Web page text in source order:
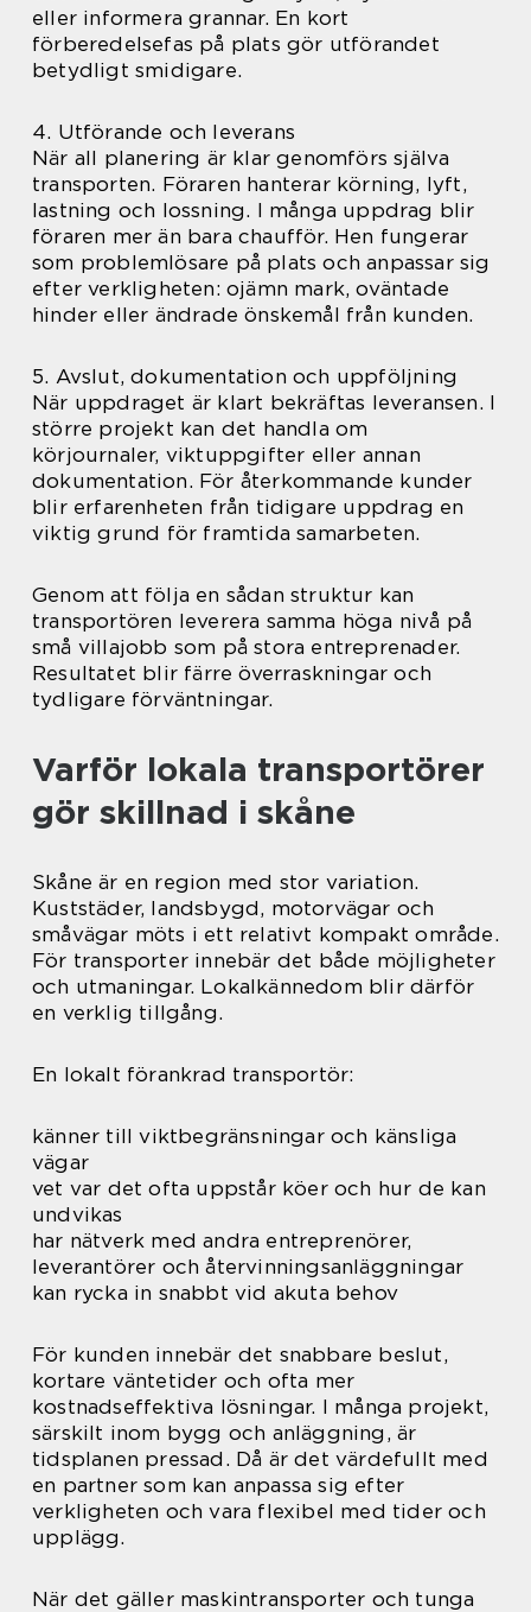
eller informera grannar. En kort
förberedelsefas på plats gör utförandet
betydligt smidigare.
4. Utförande och leverans
När all planering är klar genomförs själva
transporten. Föraren hanterar körning, lyft,
lastning och lossning. I många uppdrag blir
föraren mer än bara chaufför. Hen fungerar
som problemlösare på plats och anpassar sig
efter verkligheten: ojämn mark, oväntade
hinder eller ändrade önskemål från kunden.
5. Avslut, dokumentation och uppföljning
När uppdraget är klart bekräftas leveransen. I
större projekt kan det handla om
körjournaler, viktuppgifter eller annan
dokumentation. För återkommande kunder
blir erfarenheten från tidigare uppdrag en
viktig grund för framtida samarbeten.
Genom att följa en sådan struktur kan
transportören leverera samma höga nivå på
små villajobb som på stora entreprenader.
Resultatet blir färre överraskningar och
tydligare förväntningar.
Varför lokala transportörer
gör skillnad i skåne
Skåne är en region med stor variation.
Kuststäder, landsbygd, motorvägar och
småvägar möts i ett relativt kompakt område.
För transporter innebär det både möjligheter
och utmaningar. Lokalkännedom blir därför
en verklig tillgång.
En lokalt förankrad transportör:
känner till viktbegränsningar och känsliga
vägar
vet var det ofta uppstår köer och hur de kan
undvikas
har nätverk med andra entreprenörer,
leverantörer och återvinningsanläggningar
kan rycka in snabbt vid akuta behov
För kunden innebär det snabbare beslut,
kortare väntetider och ofta mer
kostnadseffektiva lösningar. I många projekt,
särskilt inom bygg och anläggning, är
tidsplanen pressad. Då är det värdefullt med
en partner som kan anpassa sig efter
verkligheten och vara flexibel med tider och
upplägg.
När det gäller maskintransporter och tunga